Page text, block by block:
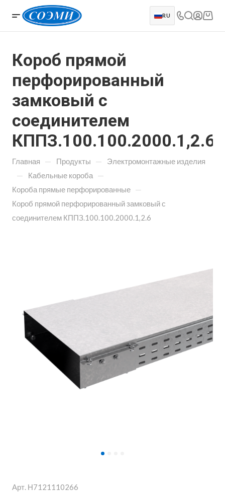
RU
Короб прямой
перфорированный
замковый с
соединителем
КППЗ.100.100.2000.1,2.6
Главная — Продукты — Электромонтажные изделия
— Кабельные короба —
Короба прямые перфорированные —
Короб прямой перфорированный замковый с
соединителем КППЗ.100.100.2000.1,2.6
Арт. Н7121110266